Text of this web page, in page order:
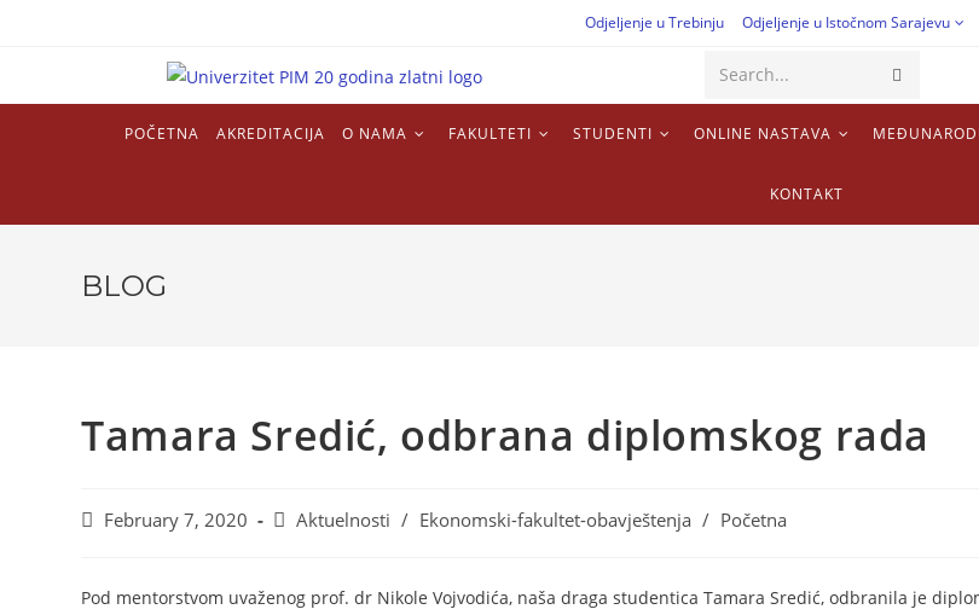
Odjeljenje u Trebinju Odjeljenje u Istočnom Sarajevu
Search...
POČETNA AKREDITACIJA O NAMA FAKULTETI STUDENTI ONLINE NASTAVA
KONTAKT
BLOG
Tamara Sredić, odbrana diplomskog rada
February 7, 2020 Aktuelnosti / Ekonomski-fakultet-obavještenja / Početna
Pod mentorstvom uvaženog prof. dr Nikole Vojvodića, naša draga studentica Tamara Sredić, odbranila je